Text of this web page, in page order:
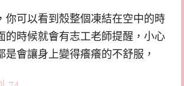
你可以看到殼整個凍結在空中的時
的時候就會有志工老師提醒，小心
是會讓身上變得癢癢的不舒服，